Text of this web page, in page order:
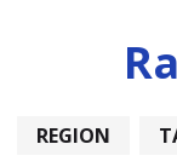
REGION